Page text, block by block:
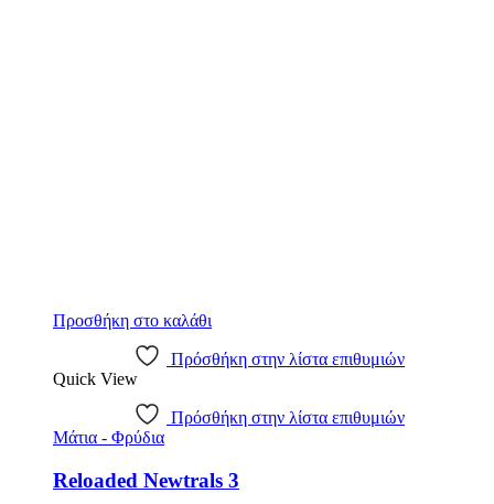
Προσθήκη στο καλάθι
Πρόσθήκη στην λίστα επιθυμιών
Quick View
Πρόσθήκη στην λίστα επιθυμιών
Μάτια - Φρύδια
Reloaded Newtrals 3